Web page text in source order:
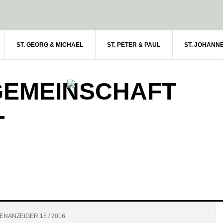
ST. GEORG & MICHAEL ST. PETER & PAUL ST.
15 / 2016